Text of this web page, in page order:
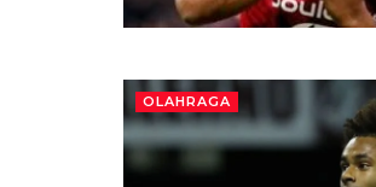
OLAHRAGA